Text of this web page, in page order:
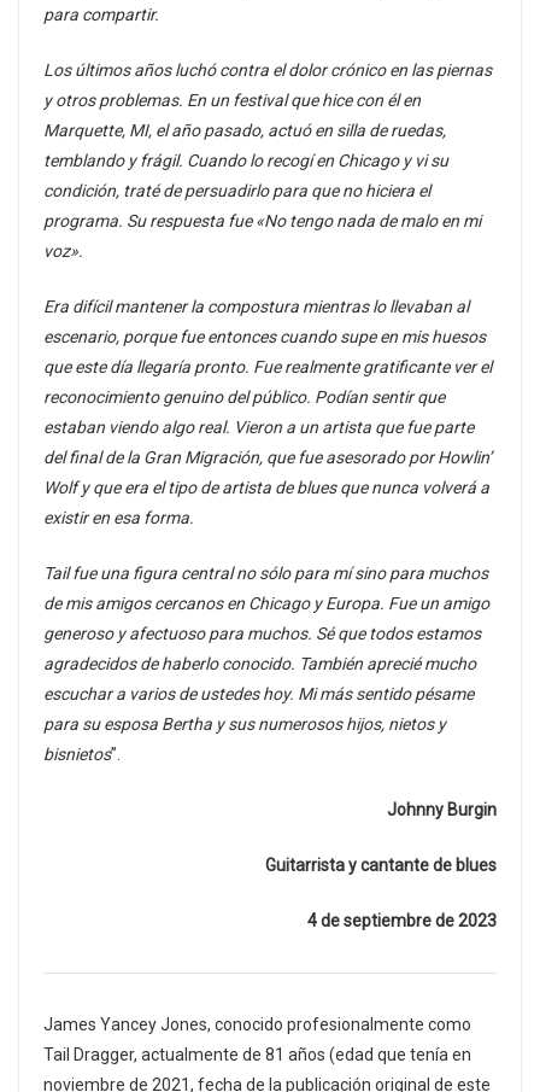
para compartir.
Los últimos años luchó contra el dolor crónico en las piernas
y otros problemas. En un festival que hice con él en
Marquette, MI, el año pasado, actuó en silla de ruedas,
temblando y frágil. Cuando lo recogí en Chicago y vi su
condición, traté de persuadirlo para que no hiciera el
programa. Su respuesta fue «No tengo nada de malo en mi
voz».
Era difícil mantener la compostura mientras lo llevaban al
escenario, porque fue entonces cuando supe en mis huesos
que este día llegaría pronto. Fue realmente gratificante ver el
reconocimiento genuino del público. Podían sentir que
estaban viendo algo real. Vieron a un artista que fue parte
del final de la Gran Migración, que fue asesorado por Howlin’
Wolf y que era el tipo de artista de blues que nunca volverá a
existir en esa forma.
Tail fue una figura central no sólo para mí sino para muchos
de mis amigos cercanos en Chicago y Europa. Fue un amigo
generoso y afectuoso para muchos. Sé que todos estamos
agradecidos de haberlo conocido. También aprecié mucho
escuchar a varios de ustedes hoy. Mi más sentido pésame
para su esposa Bertha y sus numerosos hijos, nietos y
bisnietos”.
Johnny Burgin
Guitarrista y cantante de blues
4 de septiembre de 2023
James Yancey Jones, conocido profesionalmente como
Tail Dragger, actualmente de 81 años (edad que tenía en
noviembre de 2021, fecha de la publicación original de este